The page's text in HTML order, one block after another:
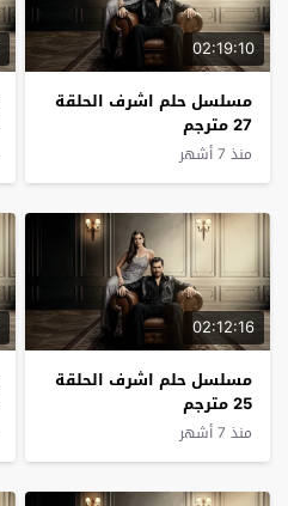
02:19:10
مسلسل حلم اشرف الحلقة
27 مترجم
منذ 7 أشهر
02:12:16
مسلسل حلم اشرف الحلقة
25 مترجم
منذ 7 أشهر